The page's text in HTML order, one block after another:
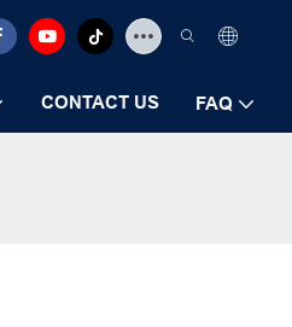
CONTACT US FAQ